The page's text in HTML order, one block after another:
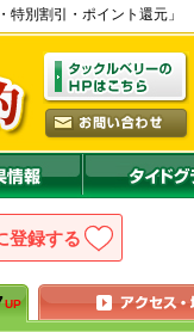
別割引・ポイント還元」
登録
UP